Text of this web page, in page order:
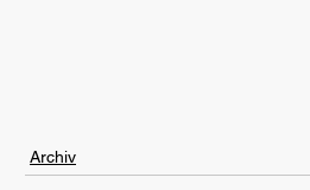
Archiv